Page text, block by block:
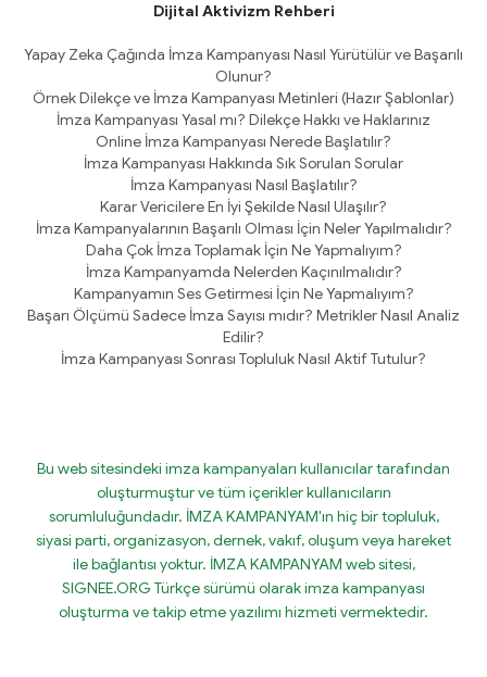
Dijital Aktivizm Rehberi
Yapay Zeka Çağında İmza Kampanyası Nasıl Yürütülür ve Başarılı
Olunur?
Örnek Dilekçe ve İmza Kampanyası Metinleri (Hazır Şablonlar)
İmza Kampanyası Yasal mı? Dilekçe Hakkı ve Haklarınız
Online İmza Kampanyası Nerede Başlatılır?
İmza Kampanyası Hakkında Sık Sorulan Sorular
İmza Kampanyası Nasıl Başlatılır?
Karar Vericilere En İyi Şekilde Nasıl Ulaşılır?
İmza Kampanyalarının Başarılı Olması İçin Neler Yapılmalıdır?
Daha Çok İmza Toplamak İçin Ne Yapmalıyım?
İmza Kampanyamda Nelerden Kaçınılmalıdır?
Kampanyamın Ses Getirmesi İçin Ne Yapmalıyım?
Başarı Ölçümü Sadece İmza Sayısı mıdır? Metrikler Nasıl Analiz
Edilir?
İmza Kampanyası Sonrası Topluluk Nasıl Aktif Tutulur?
Bu web sitesindeki imza kampanyaları kullanıcılar tarafından
oluşturmuştur ve tüm içerikler kullanıcıların
sorumluluğundadır. İMZA KAMPANYAM'ın hiç bir topluluk,
siyasi parti, organizasyon, dernek, vakıf, oluşum veya hareket
ile bağlantısı yoktur. İMZA KAMPANYAM web sitesi,
SIGNEE.ORG Türkçe sürümü olarak imza kampanyası
oluşturma ve takip etme yazılımı hizmeti vermektedir.